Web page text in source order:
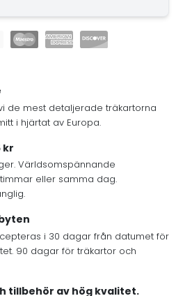
de mest detaljerade träkartorna
i hjärtat av Europa.
kr
Världsomspännande
eller samma dag.
i 30 dagar från datumet för
90 dagar för träkartor och
tillbehör av hög kvalitet.